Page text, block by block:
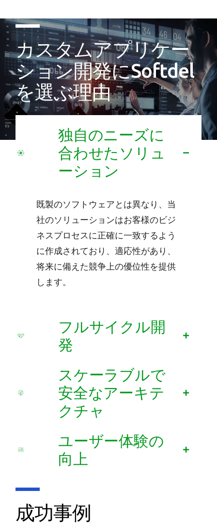
カスタムアプリケー
ション開発にSoftdel
を選ぶ理由
独自のニーズに
合わせたソリュ
ーション
既製のソフトウェアとは異なり、当
社のソリューションはお客様のビジ
ネスプロセスに正確に一致するよう
に作成されており、適応性があり、
将来に備えた競争上の優位性を提供
します。
フルサイクル開
発
スケーラブルで
安全なアーキテ
クチャ
ユーザー体験の
向上
成功事例